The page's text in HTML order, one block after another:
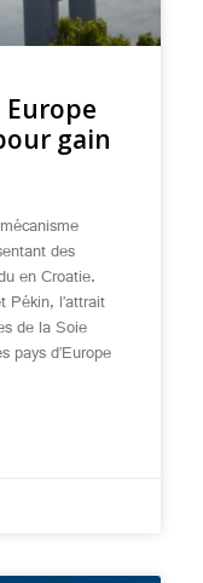
gain
des
en Croatie.
Pékin, l’attrait
de la Soie
pays d’Europe